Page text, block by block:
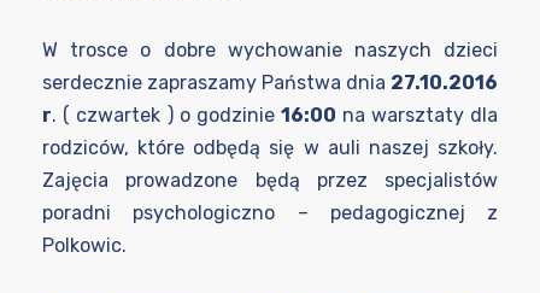
W trosce o dobre wychowanie naszych dzieci
serdecznie zapraszamy Państwa dnia 27.10.2016
r. ( czwartek ) o godzinie16:00 na warsztaty dla
rodziców, które odbędą się w auli naszej szkoły.
Zajęcia prowadzone będą przez specjalistów
poradni psychologiczno – pedagogicznej z
Polkowic.